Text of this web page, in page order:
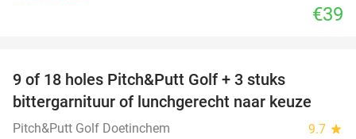
€39
9 of 18 holes Pitch&Putt Golf + 3 stuks
bittergarnituur of lunchgerecht naar keuze
Pitch&Putt Golf Doetinchem 9.7 star